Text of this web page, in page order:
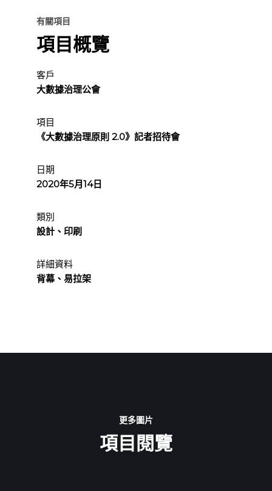
有關項目
項目概覽
客戶
大數據治理公會
項目
《大數據治理原則 2.0》記者招待會
日期
2020年5月14日
類別
設計、印刷
詳細資料
背幕、易拉架
更多圖片
項目閱覽